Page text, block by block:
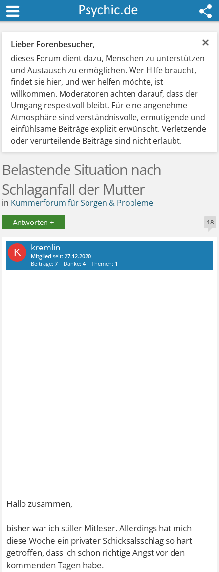
×
Lieber Forenbesucher,
dieses Forum dient dazu, Menschen zu unterstützen
und Austausch zu ermöglichen. Wer Hilfe braucht,
findet sie hier, und wer helfen möchte, ist
willkommen. Moderatoren achten darauf, dass der
Umgang respektvoll bleibt. Für eine angenehme
Atmosphäre sind verständnisvolle, ermutigende und
einfühlsame Beiträge explizit erwünscht. Verletzende
oder verurteilende Beiträge sind nicht erlaubt.
Belastende Situation nach
Schlaganfall der Mutter
in Kummerforum für Sorgen & Probleme
Antworten + 18
K kremlin
Mitglied seit:27.12.2020
Beiträge:7 Danke:4 Themen: 1
Hallo zusammen,
bisher war ich stiller Mitleser. Allerdings hat mich
diese Woche ein privater Schicksalsschlag so hart
getroffen, dass ich schon richtige Angst vor den
kommenden Tagen habe.